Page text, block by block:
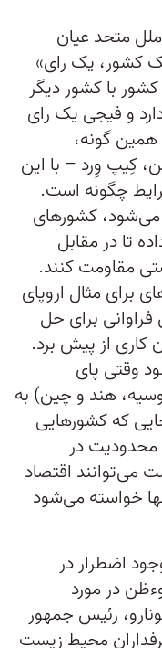
ملل متحد عیان
کشور، یک رای»
با کشور دیگر
و فیجی یک رای
همین گونه،
کِیپ وِرد – با این
چگونه است.
کشورهای
تا در مقابل
مقاومت کنند.
برای مثال اروپای
برای حل
از پیش برد.
وقتی پای
هند و چین) به
که کشورهایی
محدودیت در
می‌توانند اقتصاد
خواسته می‌شود
اضطرار در
در مورد
رئیس جمهور
محیط زیست